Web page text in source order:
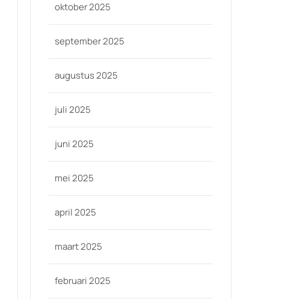
oktober 2025
september 2025
augustus 2025
juli 2025
juni 2025
mei 2025
april 2025
maart 2025
februari 2025